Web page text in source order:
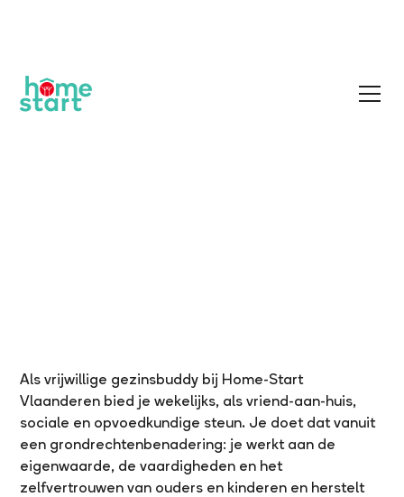
Als vrijwillige gezinsbuddy bij Home-Start
Vlaanderen bied je wekelijks, als vriend-aan-huis,
sociale en opvoedkundige steun. Je doet dat vanuit
een grondrechtenbenadering: je werkt aan de
eigenwaarde, de vaardigheden en het
zelfvertrouwen van ouders en kinderen en herstelt